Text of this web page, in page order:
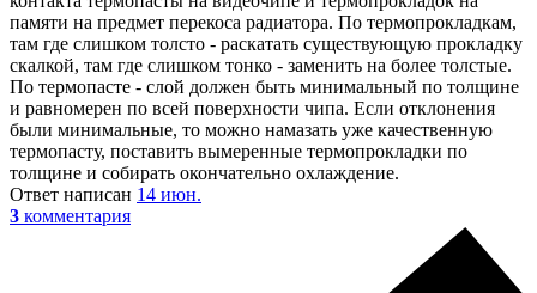
памяти на предмет перекоса радиатора. По термопрокладкам,
там где слишком толсто - раскатать существующую прокладку
скалкой, там где слишком тонко - заменить на более толстые.
По термопасте - слой должен быть минимальный по толщине
и равномерен по всей поверхности чипа. Если отклонения
были минимальные, то можно намазать уже качественную
термопасту, поставить вымеренные термопрокладки по
толщине и собирать окончательно охлаждение.
Ответ написан 14 июн.
3 комментария